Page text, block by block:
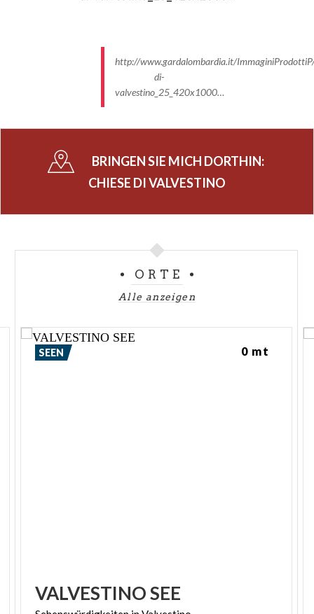
http://www.gardalombardia.it/ImmaginiProdottiP/
di-
valvestino_25_420x1000…
BRINGEN SIE MICH DORTHIN:
CHIESE DI VALVESTINO
ORTE
Alle anzeigen
VALVESTINOSEE
SEEN 0 mt